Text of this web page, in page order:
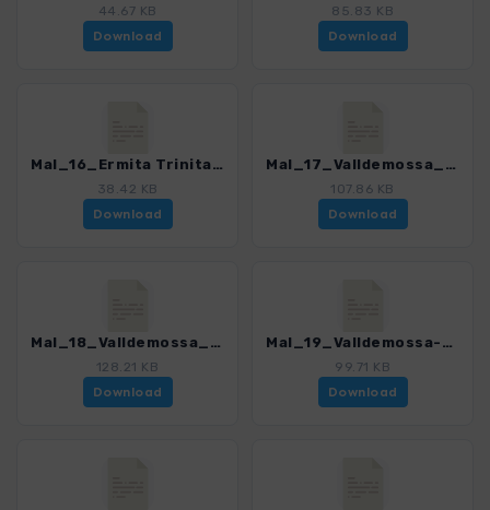
44.67 KB
Download
85.83 KB
Download
Mal_16_Ermita Trinitat_4805_4.gpx
38.42 KB
Download
Mal_17_Valldemossa_klein_4805_4.gpx
107.86 KB
Download
Mal_18_Valldemossa_gross_4805_4.gpx
128.21 KB
Download
Mal_19_Valldemossa-Deia_4805_4.gpx
99.71 KB
Download